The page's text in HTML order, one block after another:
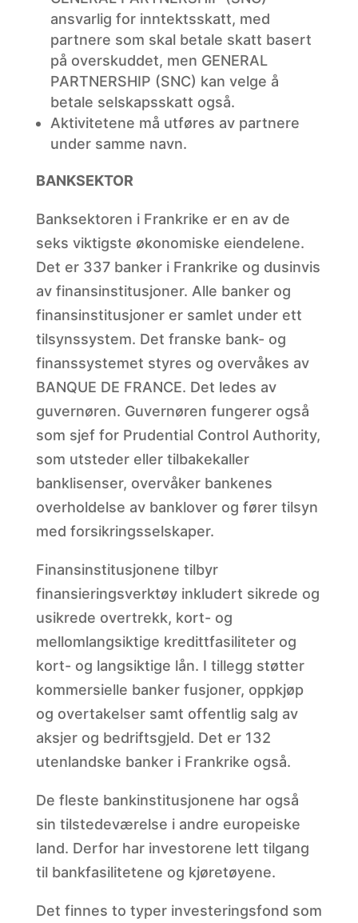
ansvarlig for inntektsskatt, med
partnere som skal betale skatt basert
på overskuddet, men GENERAL
PARTNERSHIP (SNC) kan velge å
betale selskapsskatt også.
Aktivitetene må utføres av partnere
under samme navn.
BANKSEKTOR
Banksektoren i Frankrike er en av de
seks viktigste økonomiske eiendelene.
Det er 337 banker i Frankrike og dusinvis
av finansinstitusjoner. Alle banker og
finansinstitusjoner er samlet under ett
tilsynssystem. Det franske bank- og
finanssystemet styres og overvåkes av
BANQUE DE FRANCE. Det ledes av
guvernøren. Guvernøren fungerer også
som sjef for Prudential Control Authority,
som utsteder eller tilbakekaller
banklisenser, overvåker bankenes
overholdelse av banklover og fører tilsyn
med forsikringsselskaper.
Finansinstitusjonene tilbyr
finansieringsverktøy inkludert sikrede og
usikrede overtrekk, kort- og
mellomlangsiktige kredittfasiliteter og
kort- og langsiktige lån. I tillegg støtter
kommersielle banker fusjoner, oppkjøp
og overtakelser samt offentlig salg av
aksjer og bedriftsgjeld. Det er 132
utenlandske banker i Frankrike også.
De fleste bankinstitusjonene har også
sin tilstedeværelse i andre europeiske
land. Derfor har investorene lett tilgang
til bankfasilitetene og kjøretøyene.
Det finnes to typer investeringsfond som